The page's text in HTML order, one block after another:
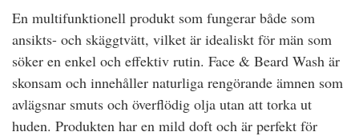
En multifunktionell produkt som fungerar både som
ansikts- och skäggtvätt, vilket är idealiskt för män som
söker en enkel och effektiv rutin. Face & Beard Wash är
skonsam och innehåller naturliga rengörande ämnen som
avlägsnar smuts och överflödig olja utan att torka ut
huden. Produkten har en mild doft och är perfekt för